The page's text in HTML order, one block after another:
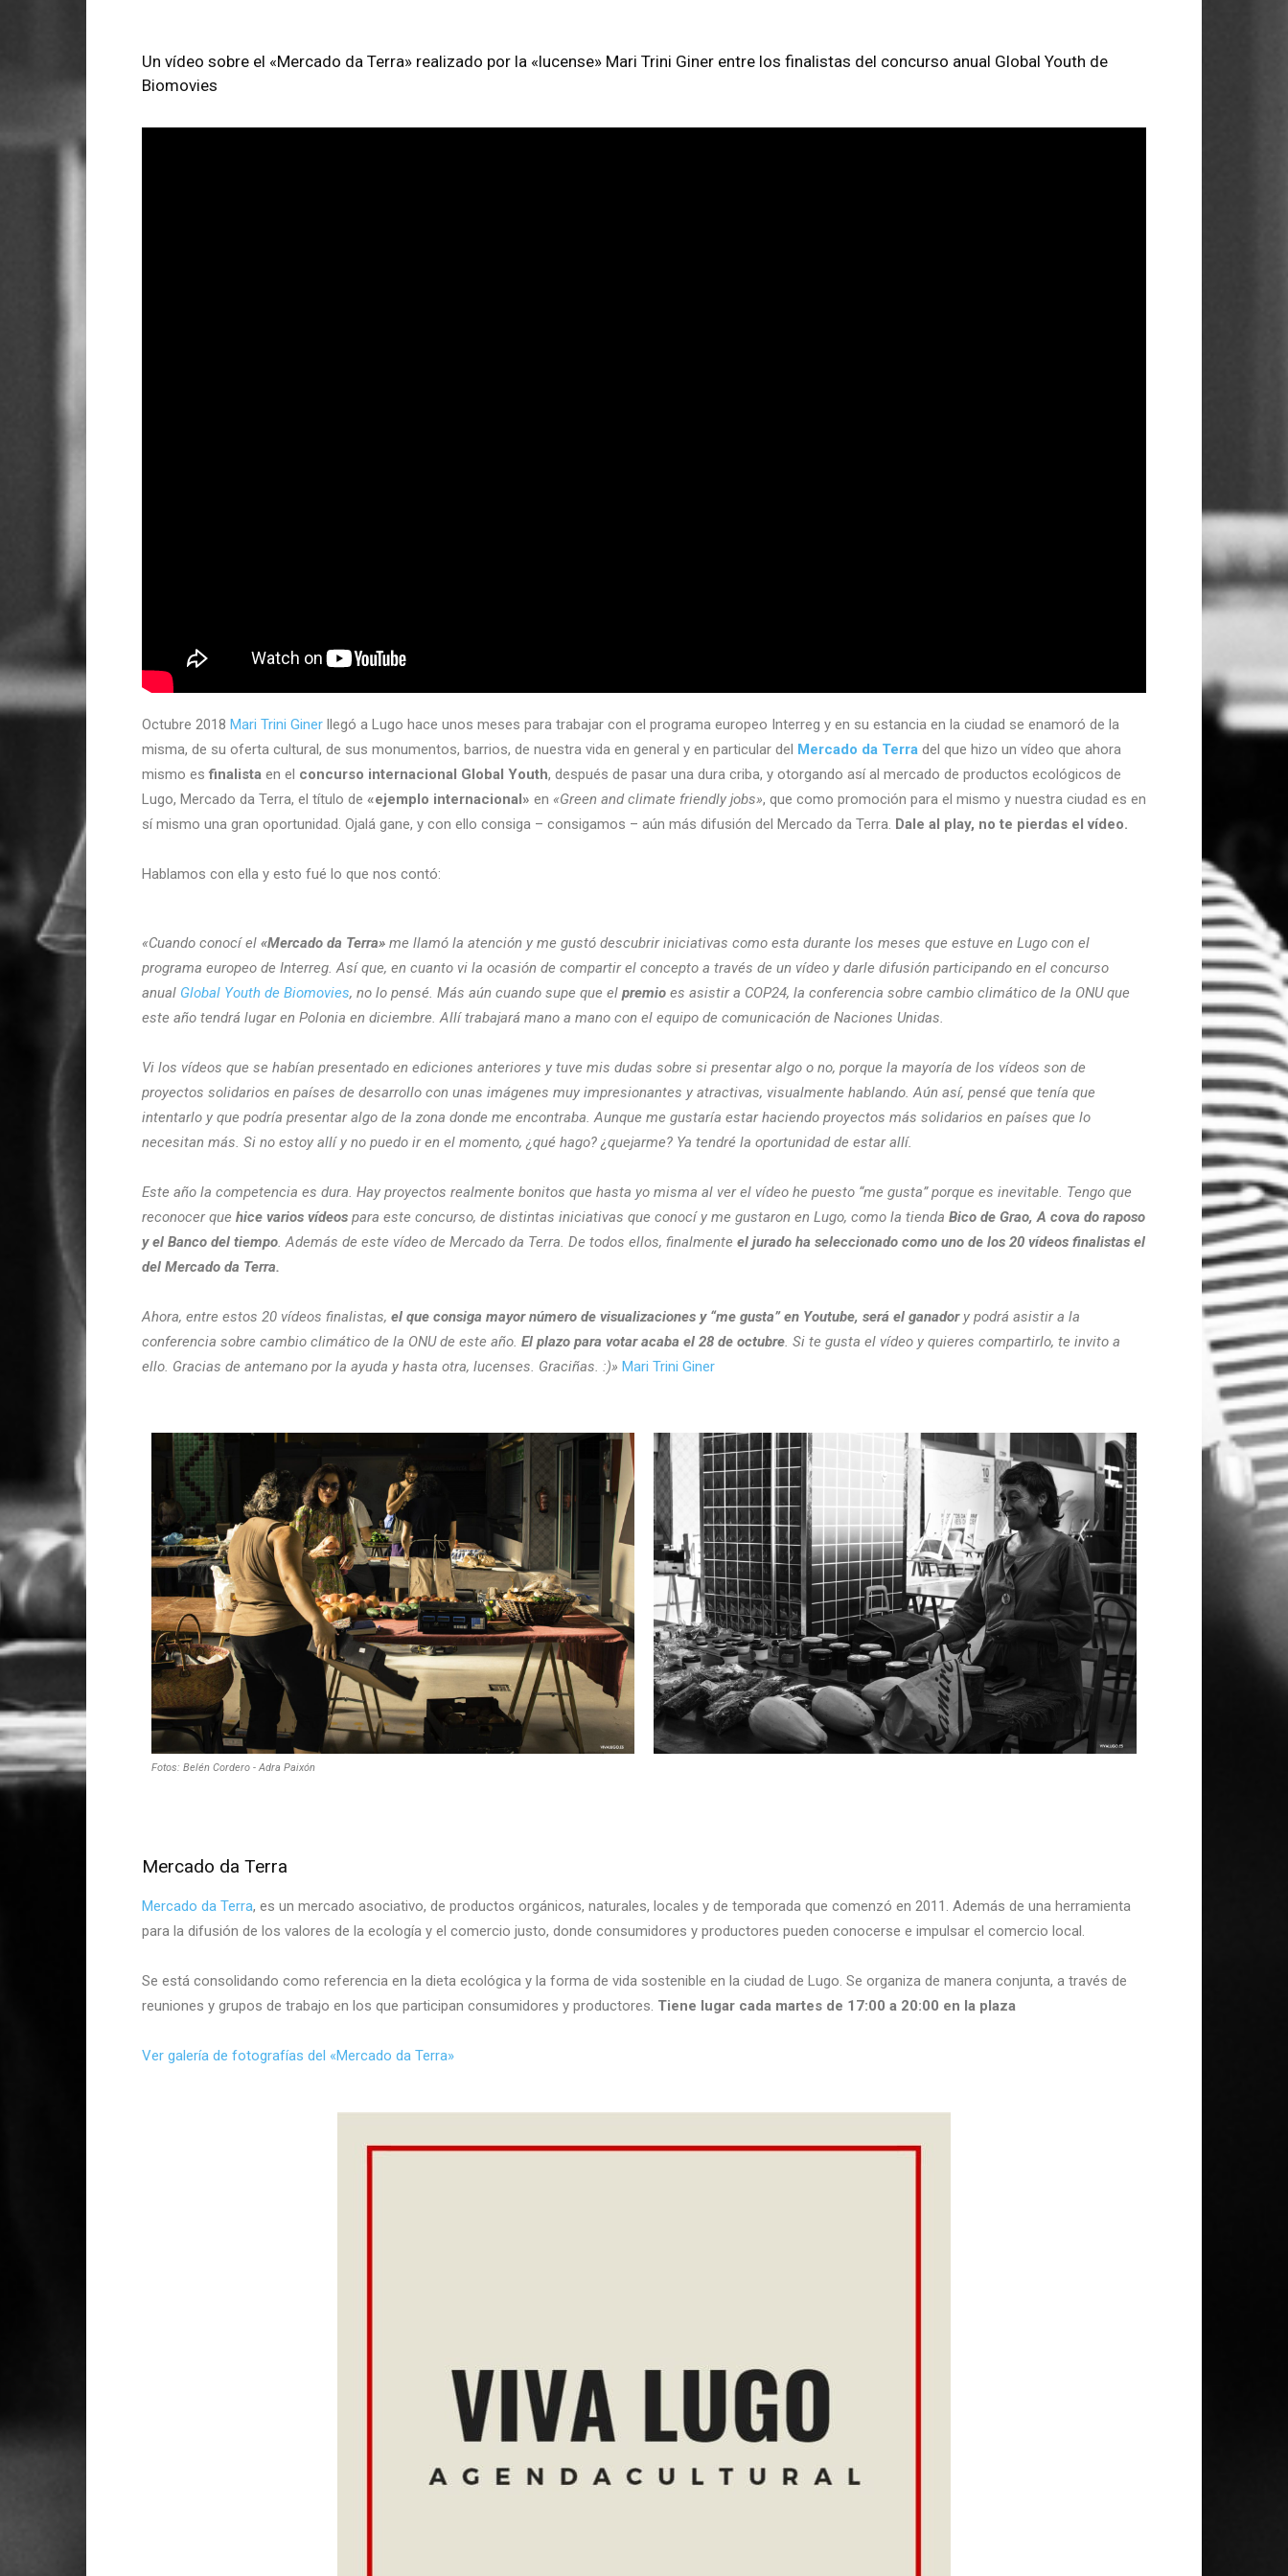
Un vídeo sobre el «Mercado da Terra» realizado por la «lucense» Mari Trini Giner entre los finalistas del concurso anual Global Youth de
Biomovies
Octubre 2018 Mari Trini Giner llegó a Lugo hace unos meses para trabajar con el programa europeo Interreg y en su estancia en la ciudad se enamoró de la
misma, de su oferta cultural, de sus monumentos, barrios, de nuestra vida en general y en particular del Mercado da Terra del que hizo un vídeo que ahora
mismo esfinalista en el concurso internacional Global Youth, después de pasar una dura criba, y otorgando así al mercado de productos ecológicos de
Lugo, Mercado da Terra, el título de «ejemplo internacional» en «Green and climate friendly jobs», que como promoción para el mismo y nuestra ciudad es en
sí mismo una gran oportunidad. Ojalá gane, y con ello consiga – consigamos – aún más difusión del Mercado da Terra. Dale al play, no te pierdas el vídeo.
Hablamos con ella y esto fué lo que nos contó:
«Cuando conocí el «Mercado da Terra» me llamó la atención y me gustó descubrir iniciativas como esta durante los meses que estuve en Lugo con el
programa europeo de Interreg. Así que, en cuanto vi la ocasión de compartir el concepto a través de un vídeo y darle difusión participando en el concurso
anual Global Youth de Biomovies, no lo pensé. Más aún cuando supe que el premio es asistir a COP24, la conferencia sobre cambio climático de la ONU que
este año tendrá lugar en Polonia en diciembre. Allí trabajará mano a mano con el equipo de comunicación de Naciones Unidas.
Vi los vídeos que se habían presentado en ediciones anteriores y tuve mis dudas sobre si presentar algo o no, porque la mayoría de los vídeos son de
proyectos solidarios en países de desarrollo con unas imágenes muy impresionantes y atractivas, visualmente hablando. Aún así, pensé que tenía que
intentarlo y que podría presentar algo de la zona donde me encontraba. Aunque me gustaría estar haciendo proyectos más solidarios en países que lo
necesitan más. Si no estoy allí y no puedo ir en el momento, ¿qué hago? ¿quejarme? Ya tendré la oportunidad de estar allí.
Este año la competencia es dura. Hay proyectos realmente bonitos que hasta yo misma al ver el vídeo he puesto “me gusta” porque es inevitable. Tengo que
reconocer que hice varios vídeos para este concurso, de distintas iniciativas que conocí y me gustaron en Lugo, como la tienda Bico de Grao, A cova do raposo
y el Banco del tiempo . Además de este vídeo de Mercado da Terra. De todos ellos, finalmente el jurado ha seleccionado como uno de los 20 vídeos finalistas el
del Mercado da Terra.
Ahora, entre estos 20 vídeos finalistas, el que consiga mayor número de visualizaciones y “me gusta” en Youtube, será el ganadory podrá asistir a la
conferencia sobre cambio climático de la ONU de este año. El plazo para votar acaba el 28 de octubre . Si te gusta el vídeo y quieres compartirlo, te invito a
ello. Gracias de antemano por la ayuda y hasta otra, lucenses. Graciñas. :)» Mari Trini Giner
Fotos: Belén Cordero - Adra Paixón
Mercado da Terra
Mercado da Terra, es un mercado asociativo, de productos orgánicos, naturales, locales y de temporada que comenzó en 2011. Además de una herramienta
para la difusión de los valores de la ecología y el comercio justo, donde consumidores y productores pueden conocerse e impulsar el comercio local.
Se está consolidando como referencia en la dieta ecológica y la forma de vida sostenible en la ciudad de Lugo. Se organiza de manera conjunta, a través de
reuniones y grupos de trabajo en los que participan consumidores y productores. Tiene lugar cada martes de 17:00 a 20:00 en la plaza
Ver galería de fotografías del «Mercado da Terra»